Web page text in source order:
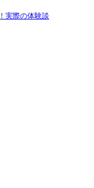
実際の体験談